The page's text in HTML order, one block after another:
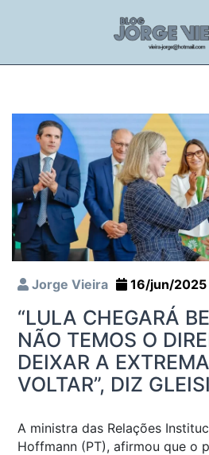
Jorge Vieira 16/jun/2025
“LULA CHEGARÁ
NÃO TEMOS O
DEIXAR A
VOLTAR”, DIZ GLEISI
A ministra das Relações
Hoffmann (PT), afirmou que o